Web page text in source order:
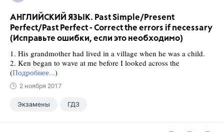
АНГЛИЙСКИЙ ЯЗЫК. Past Simple/Present
Perfect/Past Perfect - Correct the errors if necessary
(Исправьте ошибки, если это необходимо)
1. His grandmother had lived in a village when he was a child.
2. Ken began to wave at me before I looked across the
(Подробнее...)
2 ноября 2017
Экзамены ГДЗ